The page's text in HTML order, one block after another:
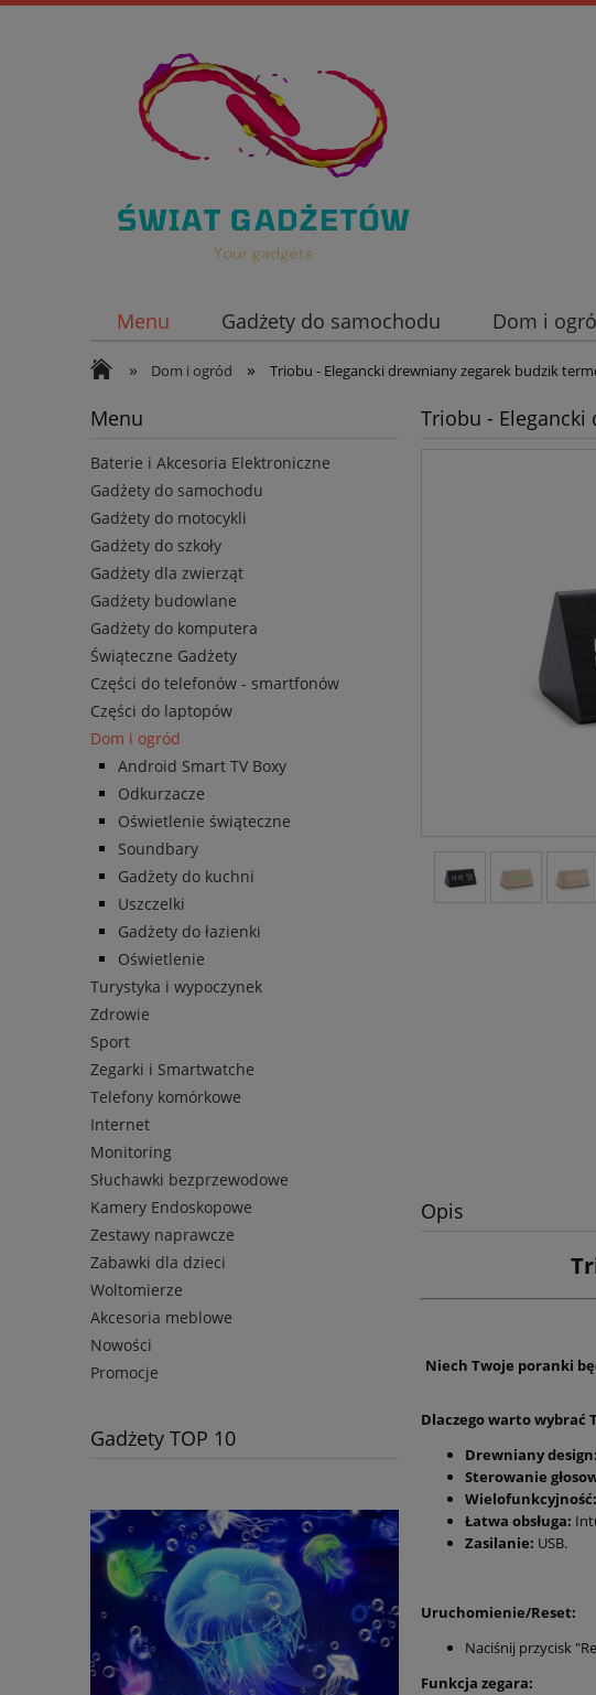
Menu Gadżety do samochodu Dom i
Nowości
» Dom i ogród » Triobu - Elegancki drewniany zegarek budzik
Menu
Baterie i Akcesoria Elektroniczne
Gadżety do samochodu
Gadżety do motocykli
Gadżety do szkoły
Gadżety dla zwierząt
Gadżety budowlane
Gadżety do komputera
Świąteczne Gadżety
Części do telefonów - smartfonów
Części do laptopów
Dom i ogród
Android Smart TV Boxy
Odkurzacze
Oświetlenie świąteczne
Soundbary
Gadżety do kuchni
Uszczelki
Gadżety do łazienki
Oświetlenie
Turystyka i wypoczynek
Zdrowie
Sport
Zegarki i Smartwatche
Telefony komórkowe
Internet
Monitoring
Słuchawki bezprzewodowe
Kamery Endoskopowe
Zestawy naprawcze
Zabawki dla dzieci
Woltomierze
Akcesoria meblowe
Nowości
Promocje
Gadżety TOP 10
Triobu -
Opis
Niech Twoje poranki
Dlaczego warto wybrać
Drewniany design:
Sterowanie
Wielofunkcyjność:
Łatwa obsługa:
Zasilanie: USB.
Uruchomienie/Reset:
Naciśnij przycisk
Funkcja zegara: